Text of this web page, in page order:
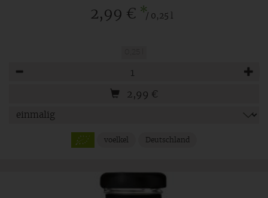
2,99 € */ 0,25 l
2,99 €
voelkel Deutschland